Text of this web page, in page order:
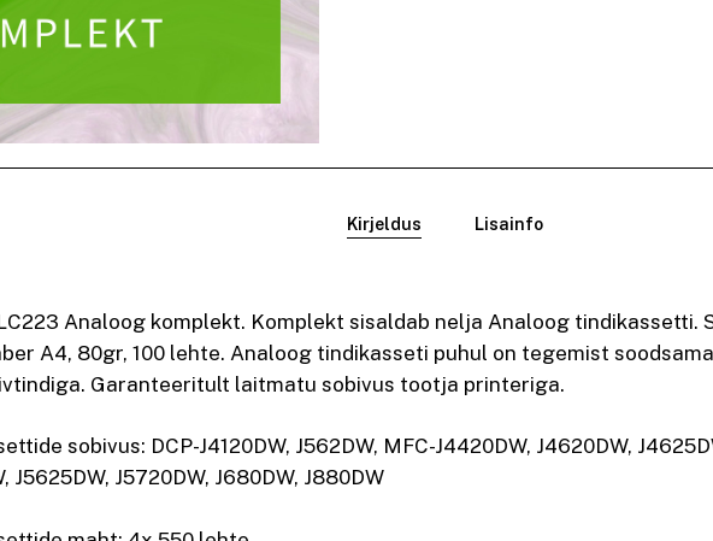
Kirjeldus Lisainfo
Analoog komplekt. Komplekt sisaldab nelja Analoog tindikassetti.
A4, 80gr, 100 lehte. Analoog tindikasseti puhul on tegemist
Garanteeritult laitmatu sobivus tootja printeriga.
sobivus: DCP-J4120DW, J562DW, MFC-J4420DW, J4620DW,
J5625DW, J5720DW, J680DW, J880DW